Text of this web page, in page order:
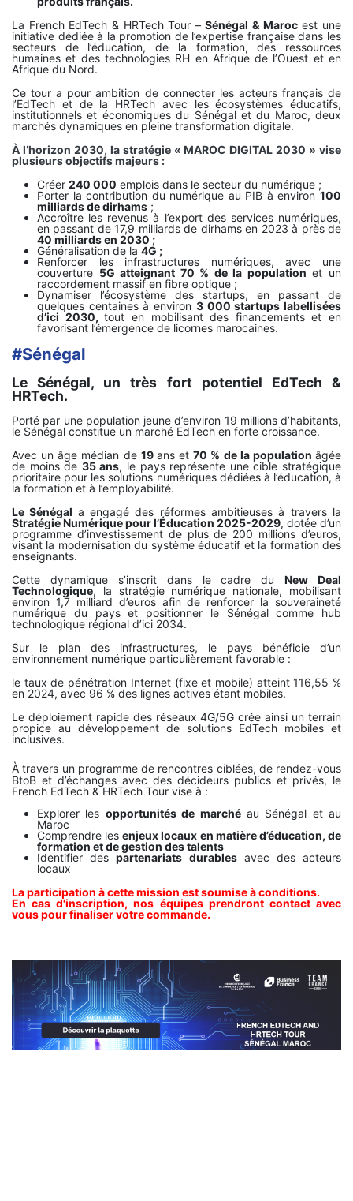
La French EdTech & HRTech Tour –Sénégal & Marocest une
initiative dédiée à la promotion de l’expertise française dans les
secteurs de l’éducation, de la formation, des ressources
humaines et des technologies RH en Afrique de l’Ouest et en
Afrique du Nord.
Ce tour a pour ambition de connecter les acteurs français de
l’EdTech et de la HRTech avec les écosystèmes éducatifs,
institutionnels et économiques du Sénégal et du Maroc, deux
marchés dynamiques en pleine transformation digitale.
À l’horizon 2030, la stratégie « MAROC DIGITAL 2030 » vise
plusieurs objectifs majeurs :
Créer 240 000 emplois dans le secteur du numérique ;
Porter la contribution du numérique au PIB à environ100
milliards de dirhams ;
Accroître les revenus à l’export des services numériques,
en passant de 17,9 milliards de dirhams en 2023 à près de
40 milliards en 2030 ;
Généralisation de la 4G ;
Renforcer les infrastructures numériques, avec une
couverture 5G atteignant 70 % de la population et un
raccordement massif en fibre optique ;
Dynamiser l’écosystème des startups, en passant de
quelques centaines à environ 3 000 startups labellisées
d’ici 2030,tout en mobilisant des financements et en
favorisant l’émergence de licornes marocaines.
#Sénégal
Le Sénégal, un très fort potentiel EdTech &
HRTech.
Porté par une population jeune d’environ 19 millions d’habitants,
le Sénégal constitue un marché EdTech en forte croissance.
Avec un âge médian de 19 ans et70 % de la populationâgée
de moins de 35 ans, le pays représente une cible stratégique
prioritaire pour les solutions numériques dédiées à l’éducation, à
la formation et à l’employabilité.
Le Sénégal a engagé des réformes ambitieuses à travers la
Stratégie Numérique pour l’Éducation 2025-2029, dotée d’un
programme d’investissement de plus de 200 millions d’euros,
visant la modernisation du système éducatif et la formation des
enseignants.
Cette dynamique s’inscrit dans le cadre duNew Deal
Technologique, la stratégie numérique nationale, mobilisant
environ 1,7 milliard d’euros afin de renforcer la souveraineté
numérique du pays et positionner le Sénégal comme hub
technologique régional d’ici 2034.
Sur le plan des infrastructures, le pays bénéficie d’un
environnement numérique particulièrement favorable :
le taux de pénétration Internet (fixe et mobile) atteint 116,55 %
en 2024, avec 96 % des lignes actives étant mobiles.
Le déploiement rapide des réseaux 4G/5G crée ainsi un terrain
propice au développement de solutions EdTech mobiles et
inclusives.
À travers un programme de rencontres ciblées, de rendez-vous
BtoB et d’échanges avec des décideurs publics et privés, le
French EdTech & HRTech Tour vise à :
Explorer les opportunités de marchéau Sénégal et au
Maroc
Comprendre lesenjeux locaux en matière d’éducation, de
formation et de gestion des talents
Identifier despartenariats durablesavec des acteurs
locaux
La participation à cette mission est soumise à conditions.
En cas d'inscription, nos équipes prendront contact avec
vous pour finaliser votre commande.